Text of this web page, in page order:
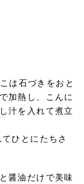
は石づきをおと
加熱し、こんに
汁を入れて煮立
ひとにたちさ
醤油だけで美味